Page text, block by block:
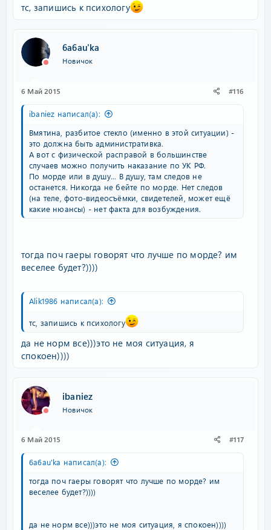
тс, запишись к психологу
6a6au'ka
Новичок
6 Май 2015 #116
ibaniez написал(а):
Вмятина, разбитое стекло (именно в этой ситуации) -
это должна быть административка.
А вот с физической расправой в большинстве
случаев можно получить наказание по УК РФ.
По морде или в душу... В душу, там следов не
останется. Никогда не бейте по морде. Нет следов
(на теле, фото-видеосъёмки, свидетелей, может ещё
какие нюансы) - нет факта для возбуждения.
тогда поч гаеры говорят что лучше по морде? им
веселее будет?))))
Alik1986 написал(а):
тс, запишись к психологу
да не норм все)))это не моя ситуация, я
спокоен))))
ibaniez
Новичок
6 Май 2015 #117
6a6au'ka написал(а):
тогда поч гаеры говорят что лучше по морде? им
веселее будет?))))
да не норм все)))это не моя ситуация, я спокоен))))